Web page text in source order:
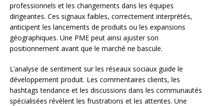
professionnels et les changements dans les équipes
dirigeantes. Ces signaux faibles, correctement interprétés,
anticipent les lancements de produits ou les expansions
géographiques. Une PME peut ainsi ajuster son
positionnement avant que le marché ne bascule.
L’analyse de sentiment sur les réseaux sociaux guide le
développement produit. Les commentaires clients, les
hashtags tendance et les discussions dans les communautés
spécialisées révèlent les frustrations et les attentes. Une